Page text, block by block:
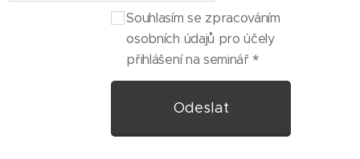
Souhlasím se zpracováním
osobních údajů pro účely
přihlášení na seminář
Odeslat